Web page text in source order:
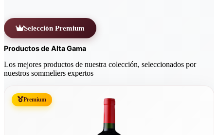
Selección Premium
Productos de Alta Gama
Los mejores productos de nuestra colección, seleccionados por
nuestros sommeliers expertos
Premium